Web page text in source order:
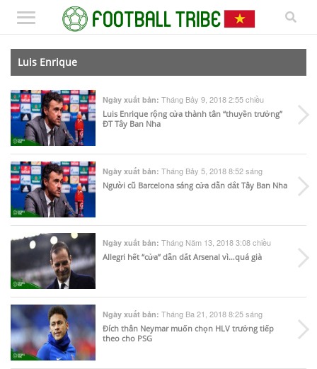
Luis Enrique
Ngày xuất bản: Tháng Bảy 9, 2018 2:55 chiều
Luis Enrique rộng cửa thành tân “thuyền trưởng”
ĐT Tây Ban Nha
Ngày xuất bản: Tháng Bảy 5, 2018 8:52 sáng
Người cũ Barcelona sáng cửa dẫn dắt Tây Ban Nha
Ngày xuất bản: Tháng Năm 13, 2018 3:08 chiều
Allegri hết “cửa” dẫn dắt Arsenal vì…quá già
Ngày xuất bản: Tháng Ba 21, 2018 8:25 sáng
Đích thân Neymar muốn chọn HLV trưởng tiếp
theo cho PSG